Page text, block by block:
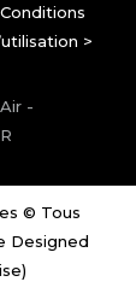
Conditions
>
© Tous
Designed